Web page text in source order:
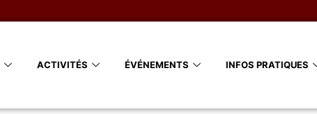
ACTIVITÉS ÉVÉNEMENTS INFOS PRATIQUES